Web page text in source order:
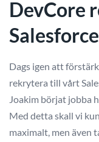
DevCore
Dags igen att
rekrytera till vårt
Joakim börjat jobba
Med detta skall vi
maximalt, men även